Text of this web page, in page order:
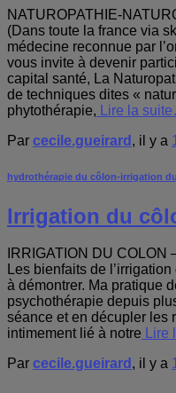
NATUROPATHIE-
(Dans toute la france via
médecine reconnue par
vous invite à devenir
capital santé, La
de techniques dites «
phytothérapie, Lire la
Par cecile.gueirard , il y a
hydrothérapie du côlon-irrigation
Irrigation du
IRRIGATION DU
Les bienfaits de
à démontrer. Ma pratique
psychothérapie depuis
séance et en décupler les
intimement lié à notre Lire
Par cecile.gueirard , il y a